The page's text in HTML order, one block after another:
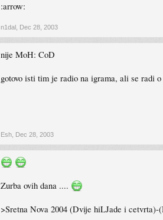
:arrow:
n1dal Dec 28, 2003
nije MoH: CoD
gotovo isti tim je radio na igrama, ali se radi
Esh Dec 28, 2003
Zurba ovih dana ....
>Sretna Nova 2004 (Dvije hiLJade i